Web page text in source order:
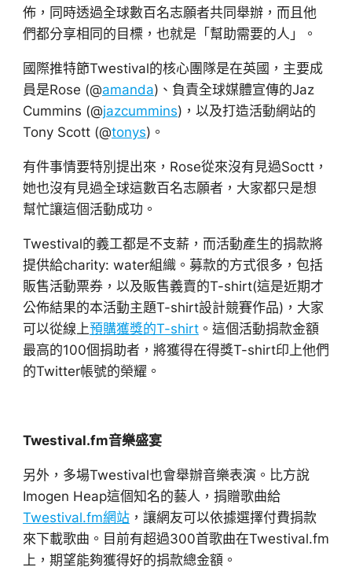
佈，同時透過全球數百名志願者共同舉辦，而且他
們都分享相同的目標，也就是「幫助需要的人」。
國際推特節Twestival的核心團隊是在英國，主要成
員是Rose (@amanda)、負責全球媒體宣傳的Jaz
Cummins (@jazcummins)，以及打造活動網站的
Tony Scott (@tonys)。
有件事情要特別提出來，Rose從來沒有見過Soctt，
她也沒有見過全球這數百名志願者，大家都只是想
幫忙讓這個活動成功。
Twestival的義工都是不支薪，而活動產生的捐款將
提供給charity: water組織。募款的方式很多，包括
販售活動票券，以及販售義賣的T-shirt(這是近期才
公佈結果的本活動主題T-shirt設計競賽作品)，大家
可以從線上預購獲獎的T-shirt。這個活動捐款金額
最高的100個捐助者，將獲得在得獎T-shirt印上他們
的Twitter帳號的榮耀。
Twestival.fm音樂盛宴
另外，多場Twestival也會舉辦音樂表演。比方說
Imogen Heap這個知名的藝人，捐贈歌曲給
Twestival.fm網站，讓網友可以依據選擇付費捐款
來下載歌曲。目前有超過300首歌曲在Twestival.fm
上，期望能夠獲得好的捐款總金額。